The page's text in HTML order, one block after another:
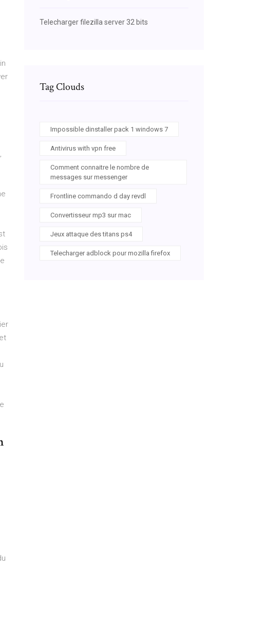
Telecharger filezilla server 32 bits
Tag Clouds
Impossible dinstaller pack 1 windows 7
Antivirus with vpn free
Comment connaitre le nombre de
messages sur messenger
Frontline commando d day revdl
Convertisseur mp3 sur mac
Jeux attaque des titans ps4
Telecharger adblock pour mozilla firefox